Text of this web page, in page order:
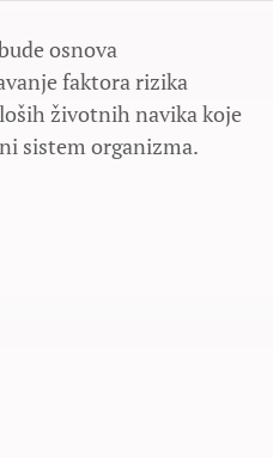
osnova
faktora rizika
životnih navika koje
sistem organizma.